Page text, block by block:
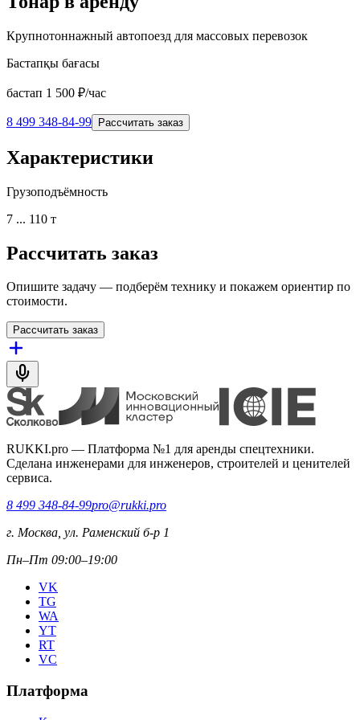
Крупнотоннажный автопоезд для массовых перевозок
Бастапқы бағасы
бастап 1 500 ₽/час
8 499 348-84-99 Рассчитать заказ
Характеристики
Грузоподъёмность
7 ... 110 т
Рассчитать заказ
Опишите задачу — подберём технику и покажем ориентир по
стоимости.
Рассчитать заказ
RUKKI.pro — Платформа №1 для аренды спецтехники.
Сделана инженерами для инженеров, строителей и ценителей
сервиса.
8 499 348-84-99pro@rukki.pro
г. Москва, ул. Раменский б-р 1
Пн–Пт 09:00–19:00
VK
TG
WA
YT
RT
VC
Платформа